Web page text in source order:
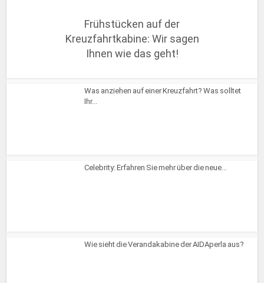
Frühstücken auf der
Kreuzfahrtkabine: Wir sagen
Ihnen wie das geht!
Was anziehen auf einer Kreuzfahrt? Was solltet
Ihr...
Celebrity: Erfahren Sie mehr über die neue...
Wie sieht die Verandakabine der AIDAperla aus?